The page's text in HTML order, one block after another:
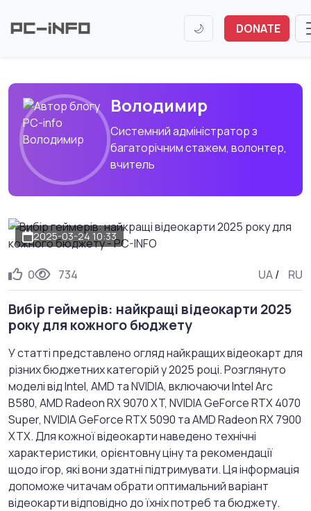
🌙 DONATE
Володимир
Системний адміністратор з
багаторічним стажем, волонтер,
вчитель
2025-03-24 10:33
0 734 UA/ RU
Вибір геймерів: найкращі відеокарти 2025
року для кожного бюджету
У статті представлено огляд найкращих відеокарт для
різних бюджетних категорій у 2025 році. Розглянуто
моделі від Intel, AMD та NVIDIA, включаючи Intel Arc
B580, AMD Radeon RX 9070 XT, NVIDIA GeForce RTX 4070
Super, NVIDIA GeForce RTX 5090 та AMD Radeon RX 7900
XTX. Для кожної відеокарти наведено технічні
характеристики, орієнтовну ціну та рекомендації
щодо ігор, які вони здатні підтримувати. Ця інформація
допоможе читачам обрати оптимальний варіант
відеокарти відповідно до їхніх потреб та бюджету.